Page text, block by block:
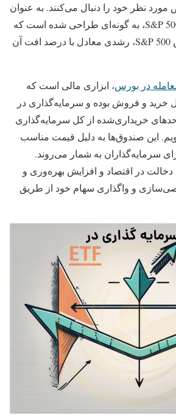
نظر خود را دنبال می‌کنند. به عنوان
مثال، ETF معکوس S&P 500، به گونه‌ای طراحی شده است که
در صورت افت شاخص S&P 500، رشدی معادل با درصد افت آن
در بورس، ابزاری مالی است که
خرید و فروش بوده و سرمایه‌گذاری در
خریداری‌شده از کل سرمایه‌گذاری
این صندوق‌ها به دلیل قیمت مناسب
سرمایه‌گذاران به شمار می‌روند.
در اقتصاد و افزایش بهره‌وری و
و واگذاری سهام خود از طریق